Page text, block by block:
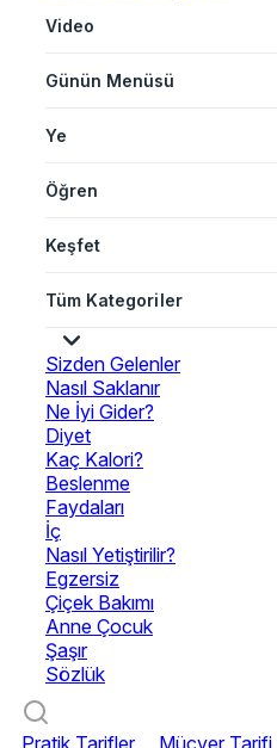
Video
Günün Menüsü
Ye
Öğren
Keşfet
Tüm Kategoriler
Sizden Gelenler
Nasıl Saklanır
Ne İyi Gider?
Diyet
Kaç Kalori?
Beslenme
Faydaları
İç
Nasıl Yetiştirilir?
Egzersiz
Çiçek Bakımı
Anne Çocuk
Şaşır
Sözlük
Pratik Tarifler Mücver Tarifi